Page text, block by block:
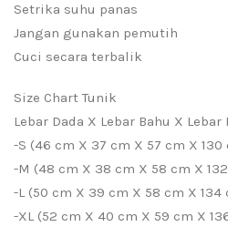
Setrika suhu panas
Jangan gunakan pemutih
Cuci secara terbalik
Size Chart Tunik
Lebar Dada X Lebar Bahu X
-S (46 cm X 37 cm X 57 cm X 130
-M (48 cm X 38 cm X 58 cm X
-L (50 cm X 39 cm X 58 cm X 134
-XL (52 cm X 40 cm X 59 cm X